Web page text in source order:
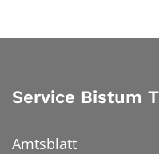
Service Bistum
Amtsblatt